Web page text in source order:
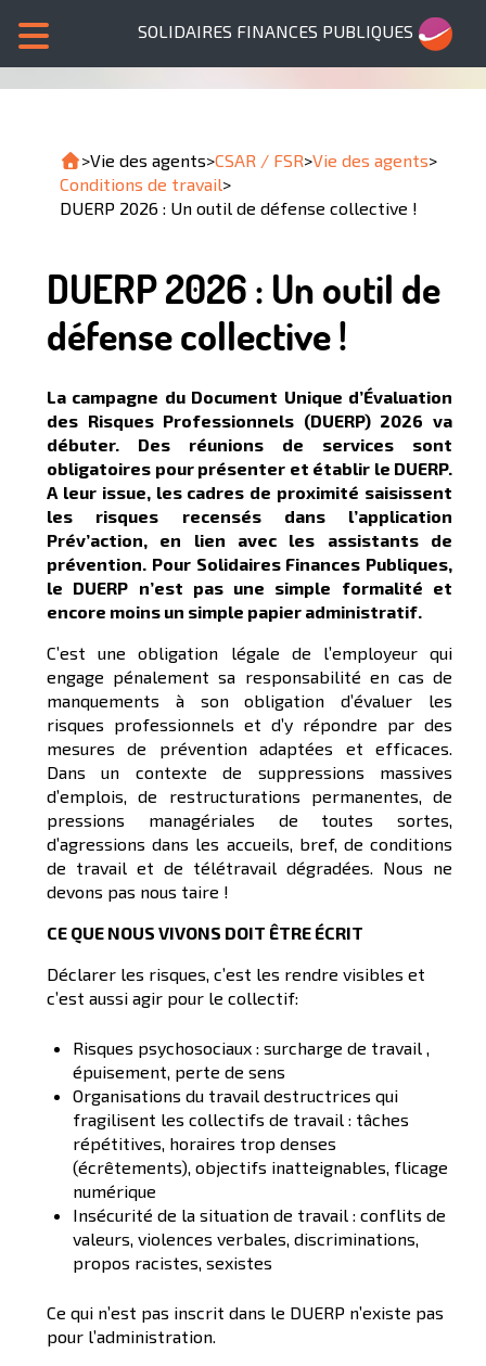
SOLIDAIRES FINANCES PUBLIQUES
>Vie des agents>CSAR / FSR>Vie des agents>
Conditions de travail>
DUERP 2026 : Un outil de défense collective !
DUERP 2026 : Un outil de
défense collective !
La campagne du Document Unique d’Évaluation
des Risques Professionnels (DUERP) 2026 va
débuter. Des réunions de services sont
obligatoires pour présenter et établir le DUERP.
A leur issue, les cadres de proximité saisissent
les risques recensés dans l’application
Prév’action, en lien avec les assistants de
prévention. Pour Solidaires Finances Publiques,
le DUERP n’est pas une simple formalité et
encore moins un simple papier administratif.
C’est une obligation légale de l’employeur qui
engage pénalement sa responsabilité en cas de
manquements à son obligation d’évaluer les
risques professionnels et d’y répondre par des
mesures de prévention adaptées et efficaces.
Dans un contexte de suppressions massives
d’emplois, de restructurations permanentes, de
pressions managériales de toutes sortes,
d’agressions dans les accueils, bref, de conditions
de travail et de télétravail dégradées. Nous ne
devons pas nous taire !
CE QUE NOUS VIVONS DOIT ÊTRE ÉCRIT
Déclarer les risques, c’est les rendre visibles et
c’est aussi agir pour le collectif:
Risques psychosociaux : surcharge de travail ,
épuisement, perte de sens
Organisations du travail destructrices qui
fragilisent les collectifs de travail : tâches
répétitives, horaires trop denses
(écrêtements), objectifs inatteignables, flicage
numérique
Insécurité de la situation de travail : conflits de
valeurs, violences verbales, discriminations,
propos racistes, sexistes
Ce qui n’est pas inscrit dans le DUERP n’existe pas
pour l’administration.